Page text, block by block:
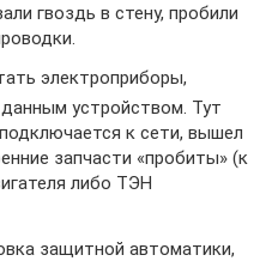
гвоздь в стену, пробили
электроприборы,
устройством. Тут
к сети, вышел
запчасти «пробиты» (к
либо ТЭН
защитной автоматики,